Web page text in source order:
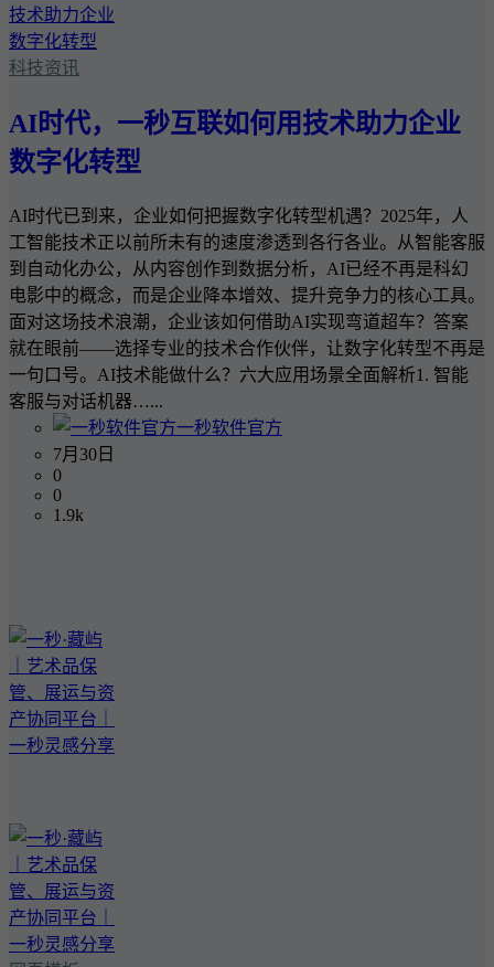
科技资讯
AI时代，一秒互联如何用技术助力企业
数字化转型
AI时代已到来，企业如何把握数字化转型机遇？2025年，人
工智能技术正以前所未有的速度渗透到各行各业。从智能客服
到自动化办公，从内容创作到数据分析，AI已经不再是科幻
电影中的概念，而是企业降本增效、提升竞争力的核心工具。
面对这场技术浪潮，企业该如何借助AI实现弯道超车？答案
就在眼前——选择专业的技术合作伙伴，让数字化转型不再是
一句口号。AI技术能做什么？六大应用场景全面解析1. 智能
客服与对话机器…...
一秒软件官方
7月30日
0
0
1.9k